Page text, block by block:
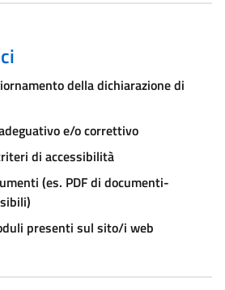
della dichiarazione di
e/o correttivo
di accessibilità
(es. PDF di documenti-
presenti sul sito/i web